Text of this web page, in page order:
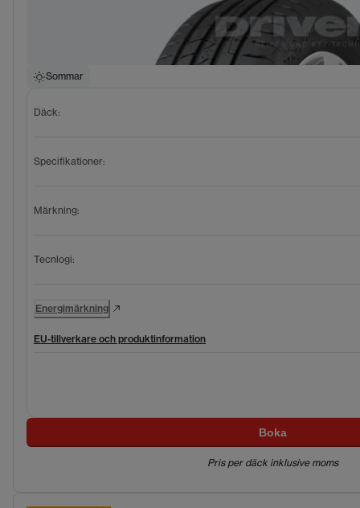
Sommar
Däck:
Specifikationer:
Märkning:
Tecnlogi:
Energimärkning
EU-tillverkare och produktinformation
Boka
Pris per däck inklusive moms